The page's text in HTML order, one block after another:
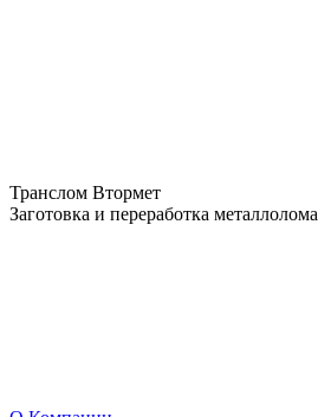
Транслом Втормет
Заготовка и переработка металлолома